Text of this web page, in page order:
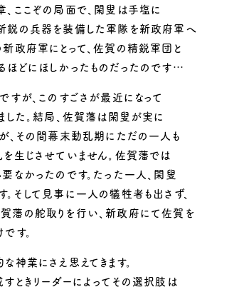
ここぞの局面で、閑叟は手塩に
鋭の兵器を装備した軍隊を新政府軍へ
政府軍にとって、佐賀の精鋭軍団と
ほどにほしかったものだったのです…
すが、このすごさが最近になって
した。結局、佐賀藩は閑叟が実に
、その間幕末動乱期にただの一人も
生じさせていません。佐賀藩では
なかったのです。たった一人、閑叟
そして見事に一人の犠牲者も出さず、
藩の舵取りを行い、新政府にて佐賀を
す。
神業にさえ思えてきます。
ときリーダーによってその選択肢は